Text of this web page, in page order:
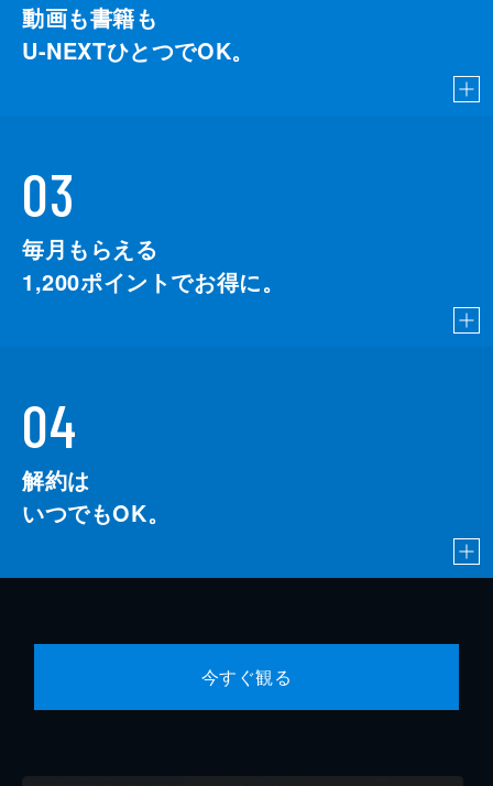
動画も書籍も
U-NEXTひとつでOK。
03
毎月もらえる
1,200ポイントでお得に。
04
解約は
いつでもOK。
今すぐ観る